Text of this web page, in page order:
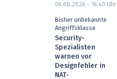
06.08.2026 - 16:40 Uhr
Bisher unbekannte
Angriffsklasse
Security-
Spezialisten
warnen vor
Designfehler in
NAT-